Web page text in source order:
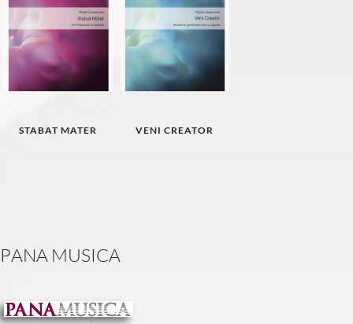
STABAT MATER VENI CREATOR
PANA MUSICA